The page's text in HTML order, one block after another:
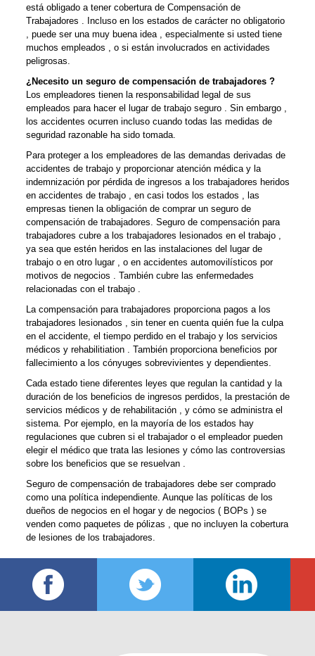
está obligado a tener cobertura de Compensación de
Trabajadores . Incluso en los estados de carácter no obligatorio
, puede ser una muy buena idea , especialmente si usted tiene
muchos empleados , o si están involucrados en actividades
peligrosas.
¿Necesito un seguro de compensación de trabajadores ?
Los empleadores tienen la responsabilidad legal de sus
empleados para hacer el lugar de trabajo seguro . Sin embargo ,
los accidentes ocurren incluso cuando todas las medidas de
seguridad razonable ha sido tomada.
Para proteger a los empleadores de las demandas derivadas de
accidentes de trabajo y proporcionar atención médica y la
indemnización por pérdida de ingresos a los trabajadores heridos
en accidentes de trabajo , en casi todos los estados , las
empresas tienen la obligación de comprar un seguro de
compensación de trabajadores. Seguro de compensación para
trabajadores cubre a los trabajadores lesionados en el trabajo ,
ya sea que estén heridos en las instalaciones del lugar de
trabajo o en otro lugar , o en accidentes automovilísticos por
motivos de negocios . También cubre las enfermedades
relacionadas con el trabajo .
La compensación para trabajadores proporciona pagos a los
trabajadores lesionados , sin tener en cuenta quién fue la culpa
en el accidente, el tiempo perdido en el trabajo y los servicios
médicos y rehabilitiation . También proporciona beneficios por
fallecimiento a los cónyuges sobrevivientes y dependientes.
Cada estado tiene diferentes leyes que regulan la cantidad y la
duración de los beneficios de ingresos perdidos, la prestación de
servicios médicos y de rehabilitación , y cómo se administra el
sistema. Por ejemplo, en la mayoría de los estados hay
regulaciones que cubren si el trabajador o el empleador pueden
elegir el médico que trata las lesiones y cómo las controversias
sobre los beneficios que se resuelvan .
Seguro de compensación de trabajadores debe ser comprado
como una política independiente. Aunque las políticas de los
dueños de negocios en el hogar y de negocios ( BOPs ) se
venden como paquetes de pólizas , que no incluyen la cobertura
de lesiones de los trabajadores.